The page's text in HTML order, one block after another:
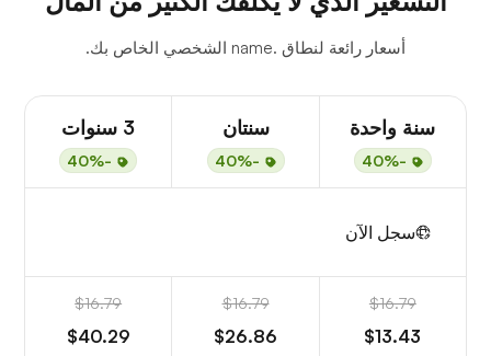
أسعار رائعة لنطاق .name الشخصي الخاص بك.
سنة واحدة
-40%
سنتان
-40%
3 سنوات
-40%
سجل الآن
$16.79
$13.43
$16.79
$26.86
$16.79
$40.29